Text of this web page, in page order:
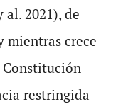
al. 2021), de
mientras crece
restringida